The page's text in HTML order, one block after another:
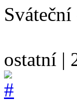
ostatní |